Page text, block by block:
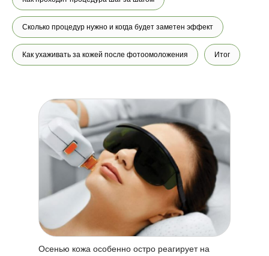
Сколько процедур нужно и когда будет заметен эффект
Как ухаживать за кожей после фотоомоложения Итог
Осенью кожа особенно остро реагирует на